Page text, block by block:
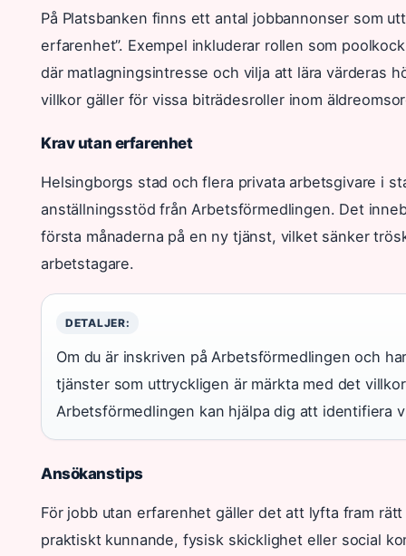
På Platsbanken finns ett antal jobbannonser som
erfarenhet”. Exempel inkluderar rollen som
där matlagningsintresse och vilja att lära värderas
villkor gäller för vissa biträdesroller inom
Krav utan erfarenhet
Helsingborgs stad och flera privata arbetsgivare i
anställningsstöd från Arbetsförmedlingen. Det
första månaderna på en ny tjänst, vilket sänker
arbetstagare.
DETALJER:
Om du är inskriven på Arbetsförmedlingen och
tjänster som uttryckligen är märkta med det
Arbetsförmedlingen kan hjälpa dig att identifiera
Ansökanstips
För jobb utan erfarenhet gäller det att lyfta fram
praktiskt kunnande, fysisk skicklighet eller social